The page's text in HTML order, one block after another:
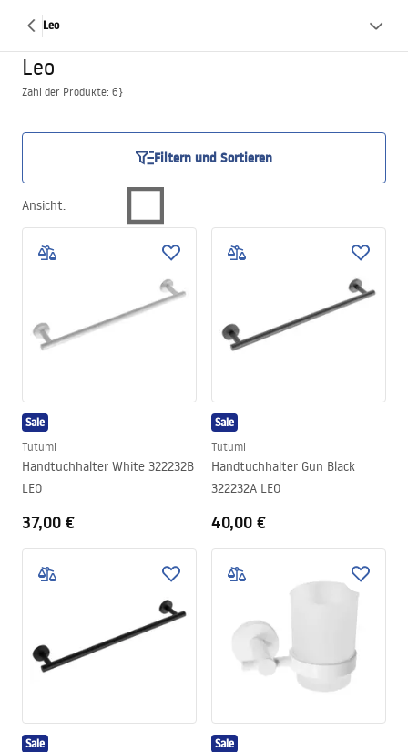
Leo
Leo
Zahl der Produkte: 6}
Filtern und Sortieren
Ansicht:
Sale
Tutumi
Handtuchhalter White 322232B
LEO
37,00 €
Sale
Tutumi
Handtuchhalter Gun Black
322232A LEO
40,00 €
Sale Sale